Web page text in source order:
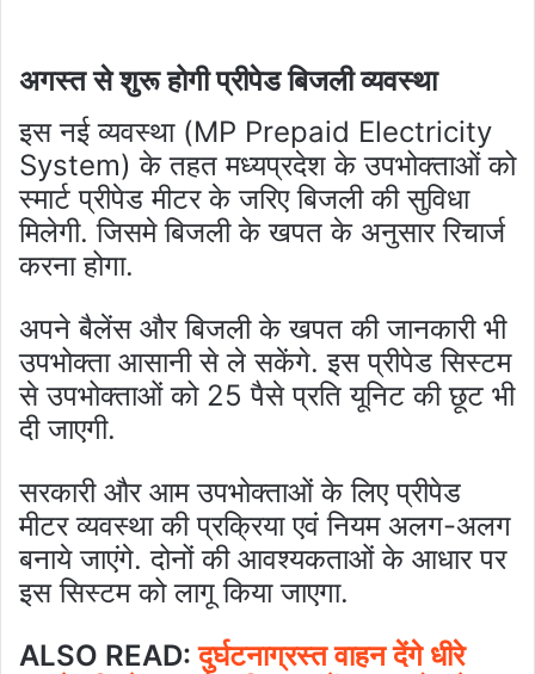
अगस्त से शुरू होगी प्रीपेड बिजली व्यवस्था
इस नई व्यवस्था (MP Prepaid Electricity
System) के तहत मध्यप्रदेश के उपभोक्ताओं को
स्मार्ट प्रीपेड मीटर के जरिए बिजली की सुविधा
मिलेगी. जिसमे बिजली के खपत के अनुसार रिचार्ज
करना होगा.
अपने बैलेंस और बिजली के खपत की जानकारी भी
उपभोक्ता आसानी से ले सकेंगे. इस प्रीपेड सिस्टम
से उपभोक्ताओं को 25 पैसे प्रति यूनिट की छूट भी
दी जाएगी.
सरकारी और आम उपभोक्ताओं के लिए प्रीपेड
मीटर व्यवस्था की प्रक्रिया एवं नियम अलग-अलग
बनाये जाएंगे. दोनों की आवश्यकताओं के आधार पर
इस सिस्टम को लागू किया जाएगा.
ALSO READ:दुर्घटनाग्रस्त वाहन देंगे धीरे